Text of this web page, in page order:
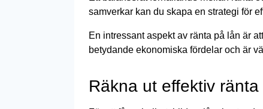
samverkar kan du skapa en strategi för
En intressant aspekt av ränta på lån är
betydande ekonomiska fördelar och är
Räkna ut effektiv ränta